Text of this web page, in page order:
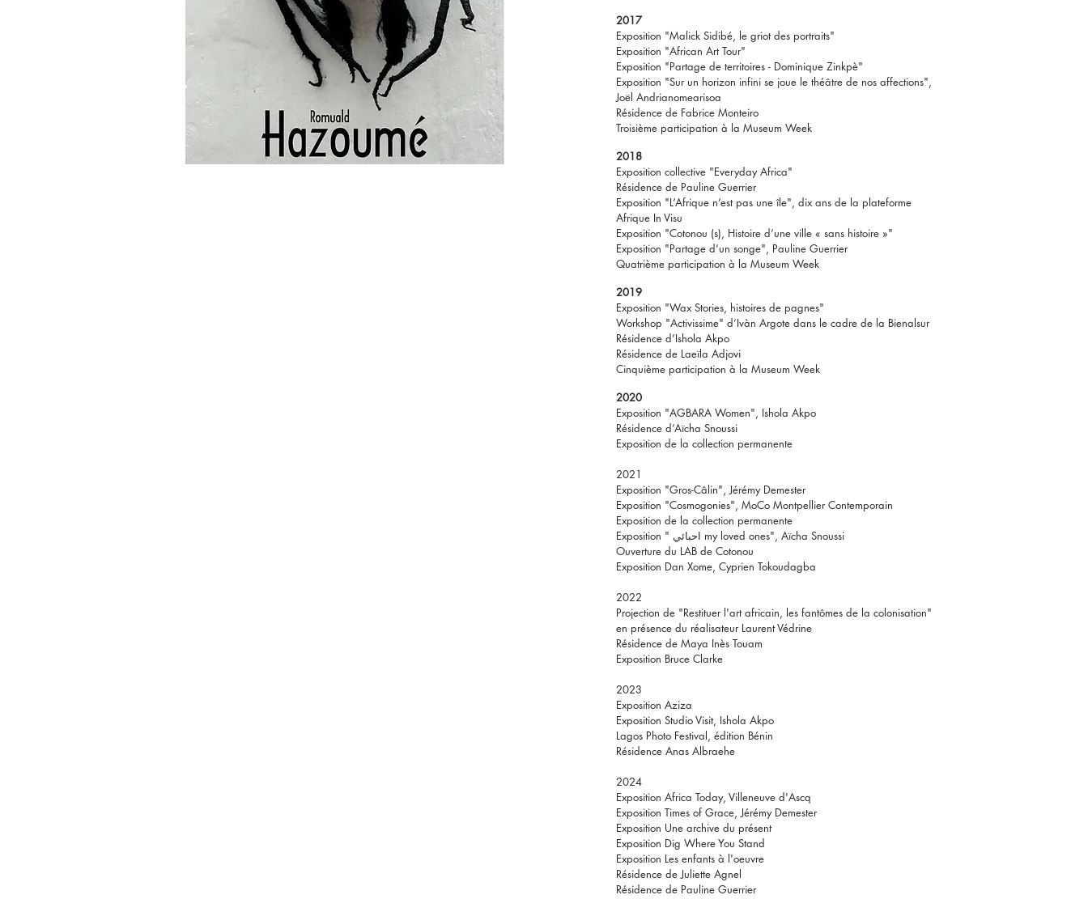
2017
Exposition "Malick Sidibé, le griot des portraits"
Exposition "African Art Tour"
Exposition "Partage de territoires - Dominique Zinkpè"
Exposition "Sur un horizon infini se joue le théâtre de nos affections",
Joël Andrianomearisoa
Résidence de Fabrice Monteiro
Troisième participation à la Museum Week
2018
Exposition collective "Everyday Africa"
Résidence de Pauline Guerrier
Exposition "L’Afrique n’est pas une île", dix ans de la plateforme
Afrique In Visu
Exposition "Cotonou (s), Histoire d’une ville « sans histoire »"
Exposition "Partage d’un songe", Pauline Guerrier
Quatrième participation à la Museum Week
2019
Exposition "Wax Stories, histoires de pagnes"
Workshop "Activissime" d’Ivàn Argote dans le cadre de la Bienalsur
Résidence d’Ishola Akpo
Résidence de Laeïla Adjovi
Cinquième participation à la Museum Week
2020
Exposition "AGBARA Women", Ishola Akpo
Résidence d’Aïcha Snoussi
Exposition de la collection permanente
2021
Exposition "Gros-Câlin", Jérémy Demester
Exposition "Cosmogonies", MoCo Montpellier Contemporain
Exposition de la collection permanente
Exposition "
احبائي my loved ones", Aïcha Snoussi
Ouverture du LAB de Cotonou
Exposition Dan Xome, Cyprien Tokoudagba
2022
Projection de "Restituer l'art africain, les fantômes de la colonisation"
en présence du réalisateur Laurent Védrine
Résidence de Maya Inès Touam
Exposition Bruce Clarke
2023
Exposition Aziza
Exposition Studio Visit, Ishola Akpo
Lagos Photo Festival, édition Bénin
Résidence Anas Albraehe
2024
Exposition Africa Today, Villeneuve d'Ascq
Exposition Times of Grace, Jérémy Demester
Exposition Une archive du présent
Exposition Dig Where You Stand
Exposition Les enfants à l'oeuvre
Résidence de Juliette Agnel
Résidence de Pauline Guerrier